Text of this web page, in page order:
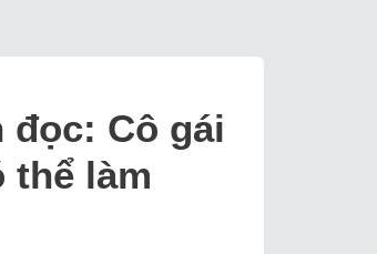
Cô gái
thể làm